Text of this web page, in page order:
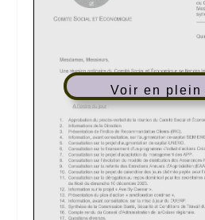
Voir en plein